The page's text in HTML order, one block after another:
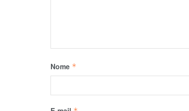
Nome *